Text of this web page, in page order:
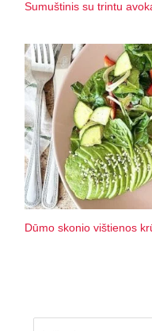
Sumuštinis su trintu
Dūmo skonio vištienos